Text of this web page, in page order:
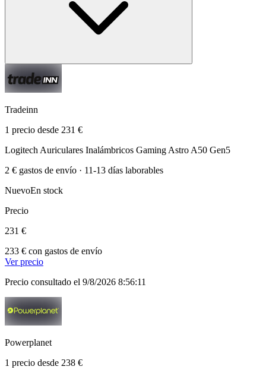
Tradeinn
1 precio desde 231 €
Logitech Auriculares Inalámbricos Gaming Astro A50 Gen5
2 € gastos de envío · 11-13 días laborables
NuevoEn stock
Precio
231 €
233 € con gastos de envío
Ver precio
Precio consultado el 9/8/2026 8:56:11
Powerplanet
1 precio desde 238 €